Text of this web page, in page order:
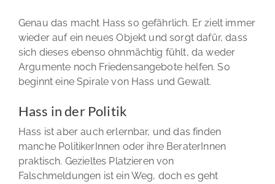
Genau das macht Hass so gefährlich. Er zielt immer
wieder auf ein neues Objekt und sorgt dafür, dass
sich dieses ebenso ohnmächtig fühlt, da weder
Argumente noch Friedensangebote helfen. So
beginnt eine Spirale von Hass und Gewalt.
Hass in der Politik
Hass ist aber auch erlernbar, und das finden
manche PolitikerInnen oder ihre BeraterInnen
praktisch. Gezieltes Platzieren von
Falschmeldungen ist ein Weg, doch es geht